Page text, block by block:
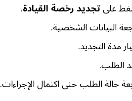
علىتجديد رخصة القيادة.
البيانات الشخصية.
مدة التجديد.
الطلب.
حالة الطلب حتى اكتمال الإجراءات.